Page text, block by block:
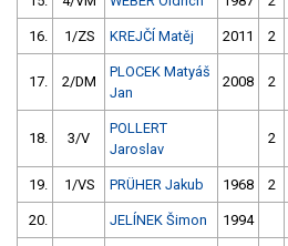
16. 1/ZS KREJČÍ Matěj 2011 2
17. 2/DM
PLOCEK Matyáš
Jan
2008 2
18. 3/V
POLLERT
Jaroslav
2
19. 1/VS PRÜHER Jakub 1968 2
20. JELÍNEK Šimon 1994